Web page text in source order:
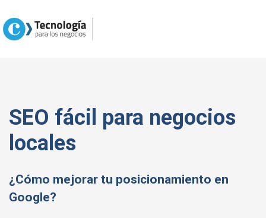
SEO fácil para negocios
locales
¿Cómo mejorar tu posicionamiento en
Google?